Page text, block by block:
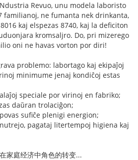
Revuo, unu modela laboristo
familianoj, ne fumanta nek drinkanta,
kaj elspezas 8740, kaj la deficiton
kromsaljro. Do, pri mizerego
oni ne havas vorton por diri!
problemo: labortago kaj ekipaĵoj
minimume jenaj kondiĉoj estas
speciale por virinoj en fabriko;
daŭran trolaciĝon;
sufiĉe plenigi energion;
pagataj litertempoj higiena kaj
家庭经济中角色的转变...